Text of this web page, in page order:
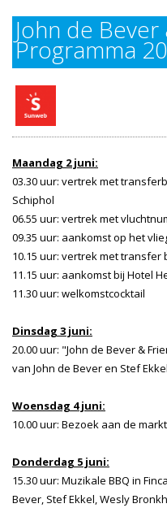
John de
Programma
Maandag 2 juni:
03.30 uur: vertrek met
Schiphol
06.55 uur: vertrek met
09.35 uur: aankomst op het
10.15 uur: vertrek met
11.15 uur: aankomst bij Hotel
11.30 uur: welkomstcocktail
Dinsdag 3 juni:
20.00 uur: "John de Bever &
van John de Bever en Stef Ekkel
Woensdag 4 juni:
10.00 uur: Bezoek aan de markt
Donderdag 5 juni:
15.30 uur: Muzikale BBQ in
Bever, Stef Ekkel, Wesly